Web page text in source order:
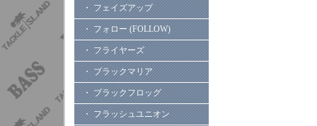
・ フェイズアップ
・ フォロー (FOLLOW)
・ フライヤーズ
・ ブラックマリア
・ ブラックフロッグ
・ フラッシュユニオン